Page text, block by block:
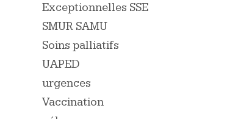
Exceptionnelles SSE
SMUR SAMU
Soins palliatifs
UAPED
urgences
Vaccination